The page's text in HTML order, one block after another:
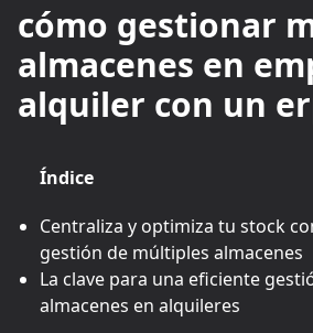
cómo gestionar
almacenes en
alquiler con un
Índice
Centraliza y optimiza tu stock
gestión de múltiples almacenes
La clave para una eficiente
almacenes en alquileres